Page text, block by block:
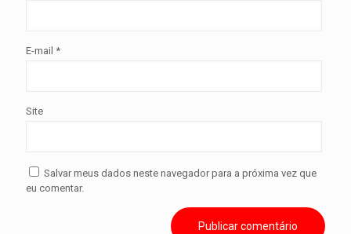
E-mail *
Site
Salvar meus dados neste navegador para a próxima vez que
eu comentar.